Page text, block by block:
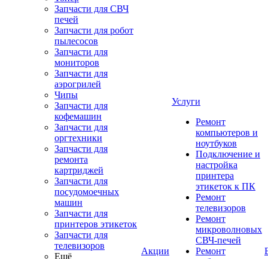
Запчасти для СВЧ
печей
Запчасти для робот
пылесосов
Запчасти для
мониторов
Запчасти для
аэрогрилей
Чипы
Запчасти для
кофемашин
Запчасти для
оргтехники
Запчасти для
ремонта
картриджей
Запчасти для
посудомоечных
машин
Запчасти для
принтеров этикеток
Запчасти для
телевизоров
Ещё
Акции
Услуги
Ремонт
компьютеров и
ноутбуков
Подключение и
настройка
принтера
этикеток к ПК
Ремонт
телевизоров
Ремонт
микроволновых
СВЧ-печей
Ремонт